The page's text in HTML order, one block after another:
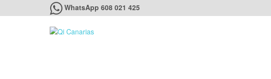
WhatsApp 608 021 425